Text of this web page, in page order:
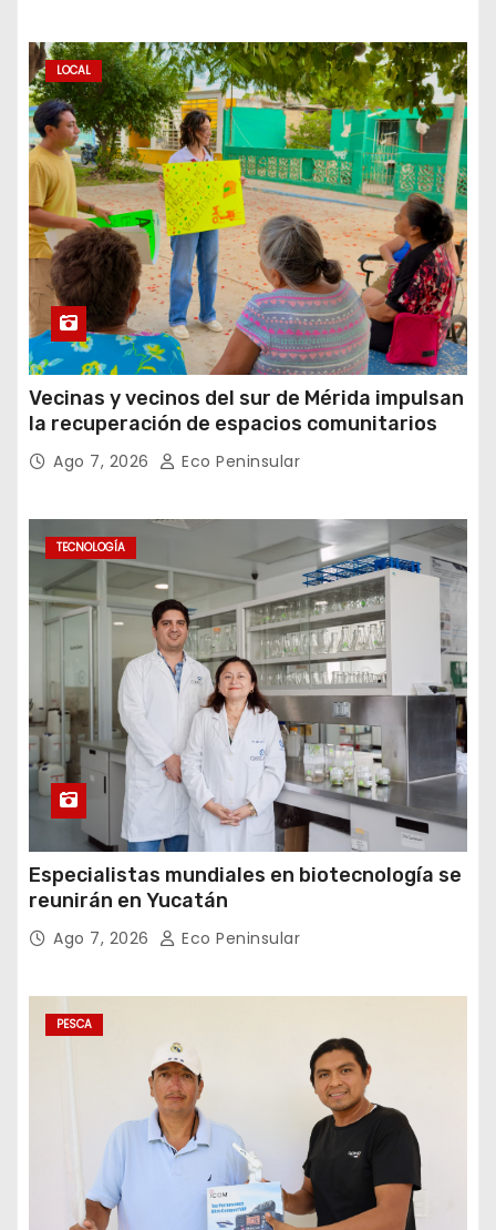
LOCAL
Vecinas y vecinos del sur de Mérida impulsan
la recuperación de espacios comunitarios
Ago 7, 2026 Eco Peninsular
TECNOLOGÍA
Especialistas mundiales en biotecnología se
reunirán en Yucatán
Ago 7, 2026 Eco Peninsular
PESCA